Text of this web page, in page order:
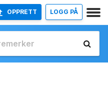
OPPRETT LOGG PÅ